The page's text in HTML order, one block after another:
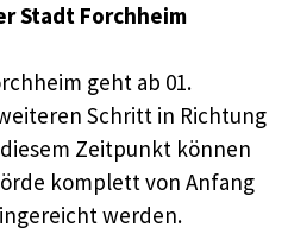
Stadt Forchheim
geht ab 01.
Schritt in Richtung
Zeitpunkt können
komplett von Anfang
werden.